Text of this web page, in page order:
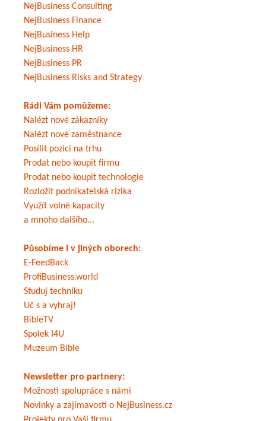
NejBusiness Consulting
NejBusiness Finance
NejBusiness Help
NejBusiness HR
NejBusiness PR
NejBusiness Risks and Strategy
Rádi Vám pomůžeme:
Nalézt nové zákazníky
Nalézt nové zaměstnance
Posílit pozici na trhu
Prodat nebo koupit firmu
Prodat nebo koupit technologie
Rozložit podnikatelská rizika
Využít volné kapacity
a mnoho dalšího...
Působíme i v jiných oborech:
E-FeedBack
ProfiBusiness.world
Studuj techniku
Uč s a vyhraj!
BibleTV
Spolek I4U
Muzeum Bible
Newsletter pro partnery:
Možnosti spolupráce s námi
Novinky a zajímavosti o NejBusiness.cz